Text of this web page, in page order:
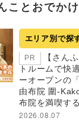
ことおでか
エリア別で探
PR
【さん
トルームで快
ーオープンの
由布院 圍-
布院を満喫す
2026.08.07